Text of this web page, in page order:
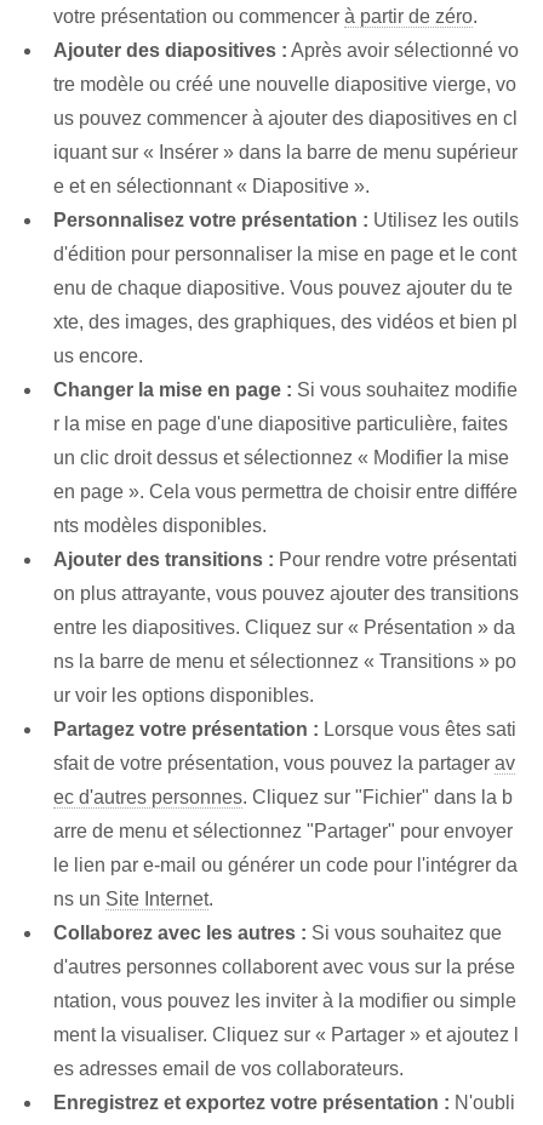
votre présentation ou commencer à partir de zéro.
Ajouter‌ des diapositives : Après avoir sélectionné vo
tre modèle ou créé une nouvelle diapositive vierge, vo
us pouvez commencer à ajouter des diapositives en cl
iquant sur « Insérer » dans la barre de menu supérieur
e et en sélectionnant « Diapositive ».
Personnalisez votre présentation : Utilisez les outils
d'édition pour personnaliser la mise en page et le cont
enu de chaque diapositive. Vous pouvez ajouter du te
xte, des images, des graphiques, des vidéos et bien pl
us encore.
Changer la mise en page : Si vous souhaitez modifie
r la mise en page d'une diapositive particulière, faites
un clic droit dessus et sélectionnez « Modifier la mise
en page ». Cela vous permettra de choisir⁤ entre⁢ différe
nts modèles disponibles.
Ajouter⁢ des transitions : Pour rendre votre présentati
on plus attrayante, vous pouvez ajouter des transitions
entre les diapositives. Cliquez sur « Présentation » da
ns la barre de menu et sélectionnez « Transitions » po
ur voir les options disponibles.
Partagez votre ⁤présentation : Lorsque vous êtes sati
sfait de votre présentation, vous pouvez la partager av
ec d'autres personnes. Cliquez sur "Fichier" dans la b
arre de menu et sélectionnez "Partager" pour envoyer
le lien par e-mail ou générer un code pour l'intégrer da
ns un Site Internet.
Collaborez avec les autres : Si vous souhaitez que
d'autres personnes collaborent avec vous sur la prése
ntation, vous pouvez les inviter à la modifier ou simple
ment la visualiser. Cliquez sur « Partager » et ajoutez l
es adresses email de vos collaborateurs.
Enregistrez et exportez votre présentation : N'oubli